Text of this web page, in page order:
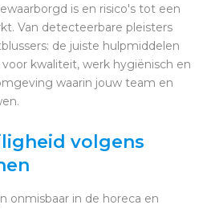
is en risico's tot een
Van detecteerbare pleisters
de juiste hulpmiddelen
kwaliteit, werk hygiënisch en
waarin jouw team en
volgens
onmisbaar in de horeca en